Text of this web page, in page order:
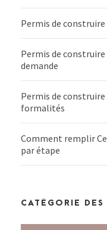
Permis de
Permis de construire
demande
Permis de construire
formalités
Comment remplir
par étape
CATÉGORIE DES